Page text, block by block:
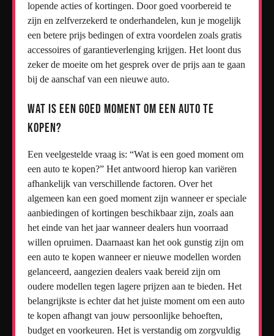
lopende acties of kortingen. Door goed voorbereid te
zijn en zelfverzekerd te onderhandelen, kun je mogelijk
een betere prijs bedingen of extra voordelen zoals gratis
accessoires of garantieverlenging krijgen. Het loont dus
zeker de moeite om het gesprek over de prijs aan te gaan
bij de aanschaf van een nieuwe auto.
Wat is een goed moment om een auto te
kopen?
Een veelgestelde vraag is: “Wat is een goed moment om
een auto te kopen?” Het antwoord hierop kan variëren
afhankelijk van verschillende factoren. Over het
algemeen kan een goed moment zijn wanneer er speciale
aanbiedingen of kortingen beschikbaar zijn, zoals aan
het einde van het jaar wanneer dealers hun voorraad
willen opruimen. Daarnaast kan het ook gunstig zijn om
een auto te kopen wanneer er nieuwe modellen worden
gelanceerd, aangezien dealers vaak bereid zijn om
oudere modellen tegen lagere prijzen aan te bieden. Het
belangrijkste is echter dat het juiste moment om een auto
te kopen afhangt van jouw persoonlijke behoeften,
budget en voorkeuren. Het is verstandig om zorgvuldig